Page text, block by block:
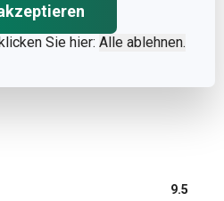
Sie hier: Alle ablehnen.
9.5